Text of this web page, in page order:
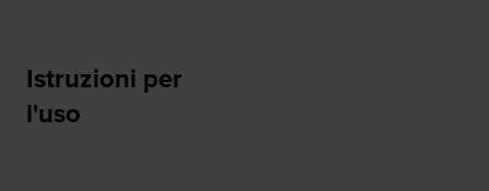
Istruzioni per
l'uso